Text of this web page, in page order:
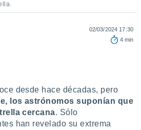
02/03/2024 17:30
4 min
desde hace décadas, pero
los astrónomos suponían que
cercana. Sólo
han revelado su extrema